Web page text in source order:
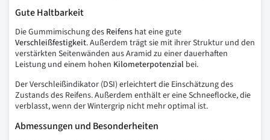
Gute Haltbarkeit
Die Gummimischung des Reifens hat eine gute
Verschleißfestigkeit. Außerdem trägt sie mit ihrer Struktur und den
verstärkten Seitenwänden aus Aramid zu einer dauerhaften
Leistung und einem hohen Kilometerpotenzial bei.
Der Verschleißindikator (DSI) erleichtert die Einschätzung des
Zustands des Reifens. Außerdem enthält er eine Schneeflocke, die
verblasst, wenn der Wintergrip nicht mehr optimal ist.
Abmessungen und Besonderheiten